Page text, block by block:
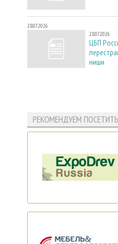
28.07.2026
28.07.2026
ЦБП
ниши
РЕКОМЕНДУЕМ ПОСЕТИТЬ